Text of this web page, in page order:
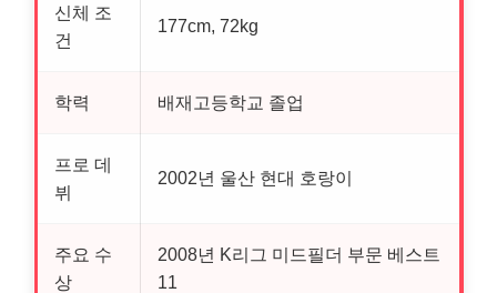
신체 조
건
177cm, 72kg
학력 배재고등학교 졸업
프로 데
뷔
2002년 울산 현대 호랑이
주요 수
상
2008년 K리그 미드필더 부문 베스트
11